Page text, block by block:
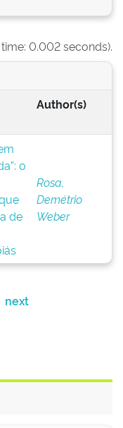
0.002 seconds).
Author(s)
o
de
Rosa,
Demétrio
Weber
next